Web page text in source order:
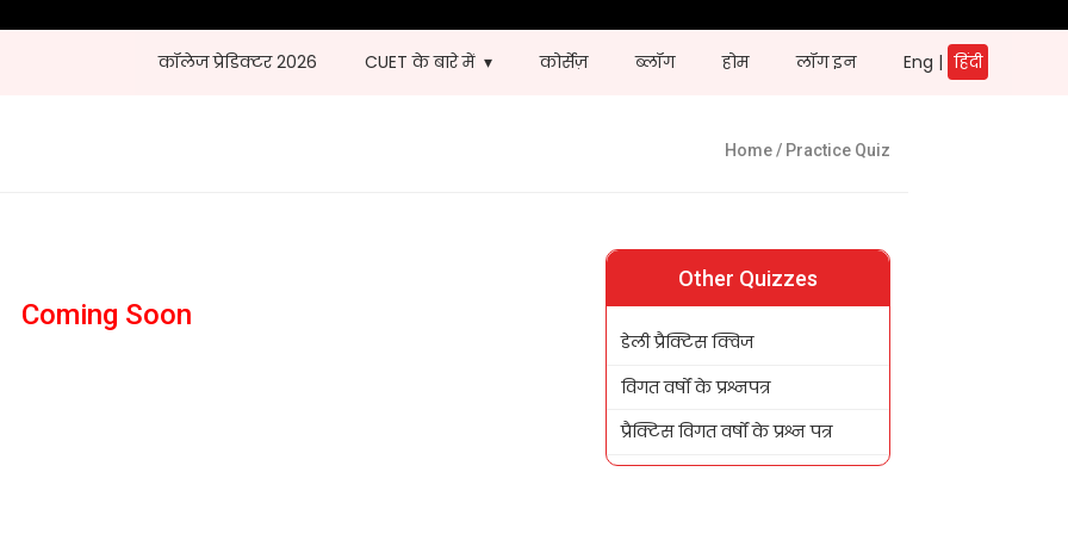
कॉलेज प्रेडिक्टर 2026 CUET के बारे में कोर्सेज़ ब्लॉग होम लॉग इन Eng | हिंदी
Home/ Practice Quiz
Coming Soon
Other Quizzes
डेली प्रैक्टिस क्विज
विगत वर्षों के प्रश्नपत्र
प्रैक्टिस विगत वर्षों के प्रश्न पत्र